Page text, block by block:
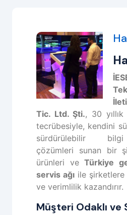
Tic. Ltd. Şti., 30
tecrübesiyle, kendini
sürdürülebilir
çözümleri sunan bir
ürünleri ve Türkiye
servis ağı ile şirketlere
ve verimlilik kazandırır.
Müşteri Odaklı ve